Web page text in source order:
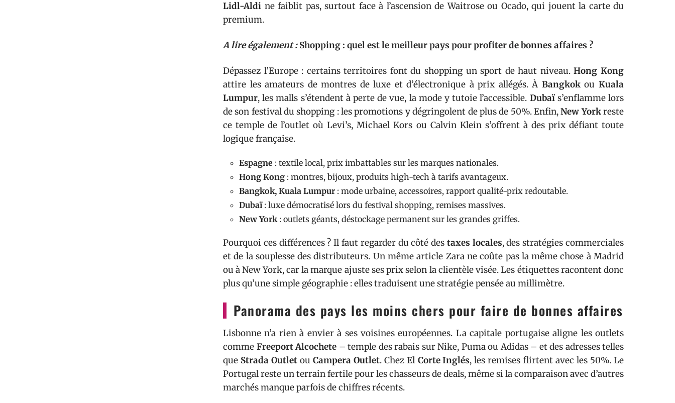
Lidl-Aldi ne faiblit pas, surtout face à l’ascension de Waitrose ou Ocado, qui jouent la carte du
premium.
A lire également : Shopping : quel est le meilleur pays pour profiter de bonnes affaires ?
Dépassez l’Europe : certains territoires font du shopping un sport de haut niveau.Hong Kong
attire les amateurs de montres de luxe et d’électronique à prix allégés. À BangkokouKuala
Lumpur, les malls s’étendent à perte de vue, la mode y tutoie l’accessible. Dubaïs’enflamme lors
de son festival du shopping : les promotions y dégringolent de plus de 50%. Enfin,New Yorkreste
ce temple de l’outlet où Levi’s, Michael Kors ou Calvin Klein s’offrent à des prix défiant toute
logique française.
Espagne : textile local, prix imbattables sur les marques nationales.
Hong Kong : montres, bijoux, produits high-tech à tarifs avantageux.
Bangkok, Kuala Lumpur : mode urbaine, accessoires, rapport qualité-prix redoutable.
Dubaï: luxe démocratisé lors du festival shopping, remises massives.
New York: outlets géants, déstockage permanent sur les grandes griffes.
Pourquoi ces différences ? Il faut regarder du côté des taxes locales, des stratégies commerciales
et de la souplesse des distributeurs. Un même article Zara ne coûte pas la même chose à Madrid
ou à New York, car la marque ajuste ses prix selon la clientèle visée. Les étiquettes racontent donc
plus qu’une simple géographie : elles traduisent une stratégie pensée au millimètre.
Panorama des pays les moins chers pour faire de bonnes affaires
Lisbonne n’a rien à envier à ses voisines européennes. La capitale portugaise aligne les outlets
comme Freeport Alcochete – temple des rabais sur Nike, Puma ou Adidas – et des adresses telles
que Strada Outletou Campera Outlet. Chez El Corte Inglés, les remises flirtent avec les 50%. Le
Portugal reste un terrain fertile pour les chasseurs de deals, même si la comparaison avec d’autres
marchés manque parfois de chiffres récents.